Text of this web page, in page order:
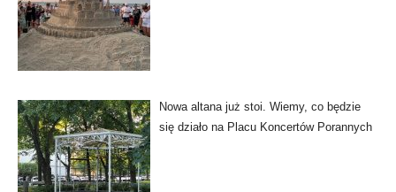
Nowa altana już stoi. Wiemy, co będzie
się działo na Placu Koncertów Porannych